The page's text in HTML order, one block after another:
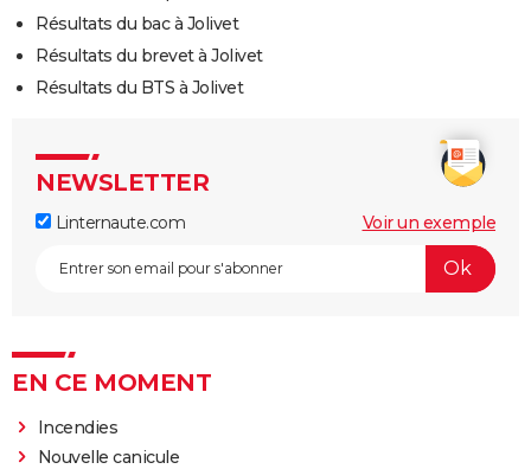
Résultats du bac à Jolivet
Résultats du brevet à Jolivet
Résultats du BTS à Jolivet
NEWSLETTER
Linternaute.com Voir un exemple
EN CE MOMENT
Incendies
Nouvelle canicule